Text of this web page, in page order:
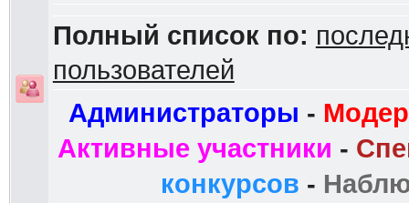
Полный список по:
пользователей
Администраторы -
Активные участники -
конкурсов -